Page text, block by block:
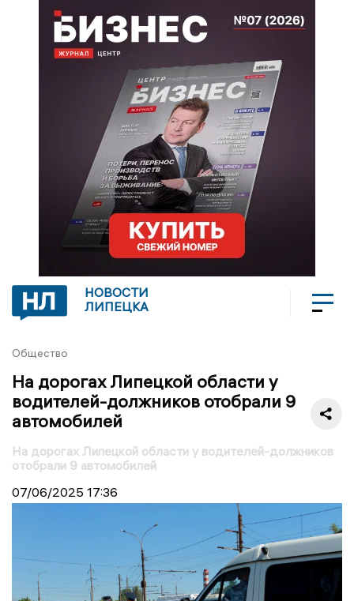
НОВОСТИ
ЛИПЕЦКА
Общество
На дорогах Липецкой области у
водителей-должников отобрали 9
автомобилей
На дорогах Липецкой области у водителей-должников
отобрали 9 автомобилей
07/06/2025 17:36